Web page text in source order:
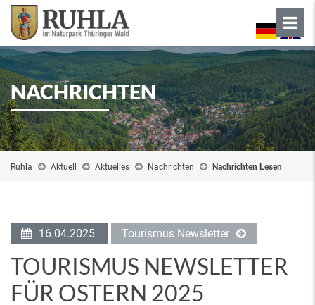
NACHRICHTEN
Ruhla Aktuell Aktuelles Nachrichten Nachrichten Lesen
16.04.2025 Tourismus Newsletter
TOURISMUS NEWSLETTER
FÜR OSTERN 2025